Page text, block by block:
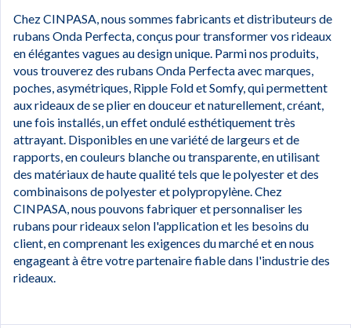
Chez CINPASA, nous sommes fabricants et distributeurs de
rubans Onda Perfecta, conçus pour transformer vos rideaux
en élégantes vagues au design unique. Parmi nos produits,
vous trouverez des rubans Onda Perfecta avec marques,
poches, asymétriques, Ripple Fold et Somfy, qui permettent
aux rideaux de se plier en douceur et naturellement, créant,
une fois installés, un effet ondulé esthétiquement très
attrayant. Disponibles en une variété de largeurs et de
rapports, en couleurs blanche ou transparente, en utilisant
des matériaux de haute qualité tels que le polyester et des
combinaisons de polyester et polypropylène. Chez
CINPASA, nous pouvons fabriquer et personnaliser les
rubans pour rideaux selon l'application et les besoins du
client, en comprenant les exigences du marché et en nous
engageant à être votre partenaire fiable dans l'industrie des
rideaux.